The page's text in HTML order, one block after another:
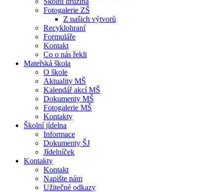
Fotogalerie ZŠ
Z našich výtvorů
Recyklohraní
Formuláře
Kontakt
Co o nás řekli
Mateřská škola
O škole
Aktuality MŠ
Kalendář akcí MŠ
Dokumenty MŠ
Fotogalerie MŠ
Kontakty
Školní jídelna
Informace
Dokumenty ŠJ
Jídelníček
Kontakty
Kontakt
Napište nám
Užitečné odkazy